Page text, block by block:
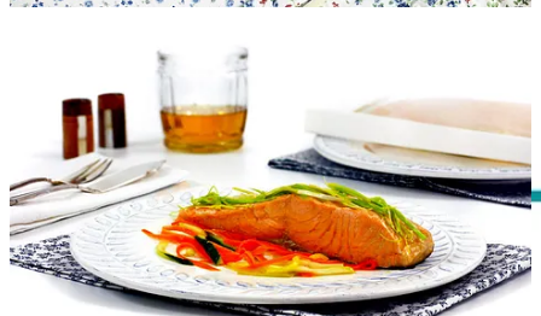
Mediodía: Arroz blanco con chutney de plátano
char siu| Naranja
Cena: Tortilla de champiñones
Martes